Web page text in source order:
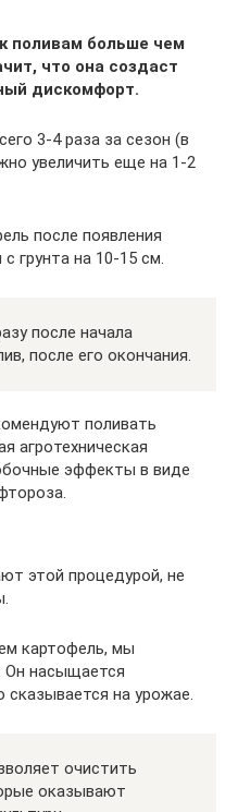
поливам больше чем
что она создаст
дискомфорт.
3-4 раза за сезон (в
увеличить еще на 1-2
после появления
грунта на 10-15 см.
после начала
после его окончания.
поливать
агротехническая
эффекты в виде
этой процедурой, не
картофель, мы
Он насыщается
на урожае.
очистить
оказывают